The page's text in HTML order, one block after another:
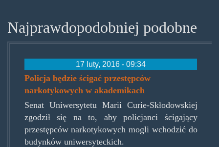
Najprawdopodobniej podobne
17 luty, 2016 - 09:34
Policja będzie ścigać przestępców
narkotykowych w akademikach
Senat Uniwersytetu Marii Curie-Skłodowskiej
zgodził się na to, aby policjanci ścigający
przestępców narkotykowych mogli wchodzić do
budynków uniwersyteckich.